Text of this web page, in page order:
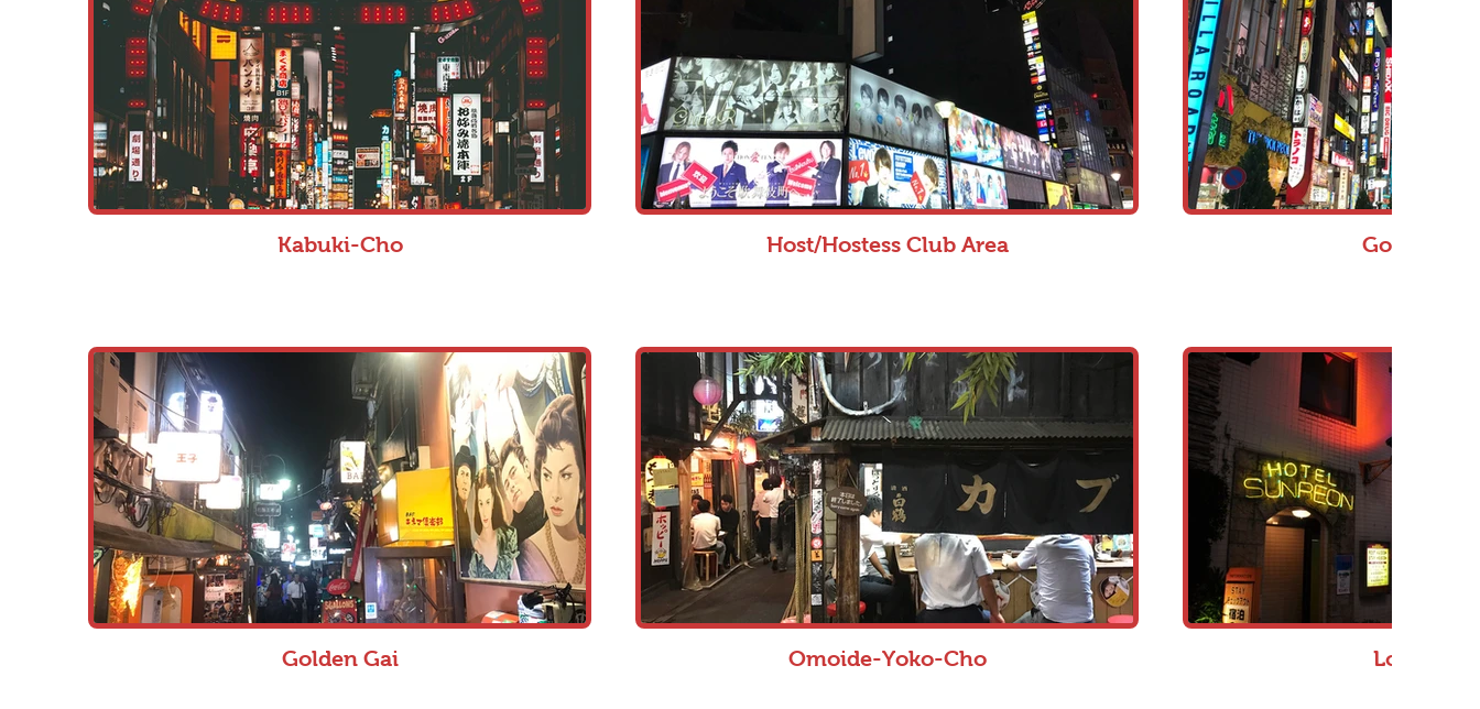
Kabuki-Cho Host/Hostess Club Area Godzilla
Golden Gai Omoide-Yoko-Cho Love